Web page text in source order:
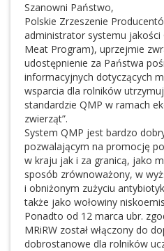
Szanowni Państwo,
Polskie Zrzeszenie
administrator systemu jakości
Meat Program), uprzejmie
udostępnienie za Państwa
informacyjnych dotyczących
wsparcia dla rolników
standardzie QMP w ramach
zwierząt”.
System QMP jest bardzo
pozwalającym na promocję
w kraju jak i za granicą, jako
sposób zrównoważony, w
i obniżonym zużyciu
także jako wołowiny
Ponadto od 12 marca ubr.
MRiRW został włączony do
dobrostanowe dla rolników